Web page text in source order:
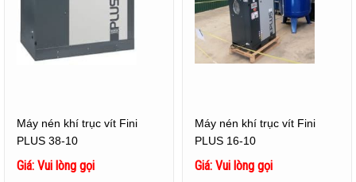
Máy nén khí trục vít Fini
PLUS 38-10
Giá: Vui lòng gọi
Máy nén khí trục vít Fini
PLUS 16-10
Giá: Vui lòng gọi